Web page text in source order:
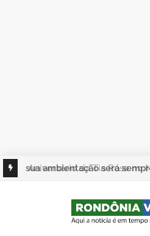
sua ambientação será